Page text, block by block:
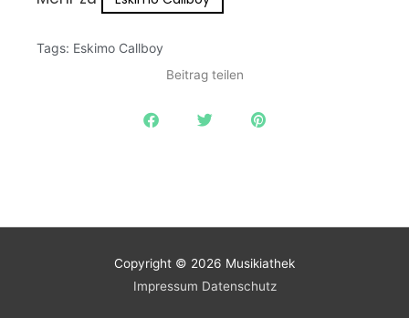
Tags: Eskimo Callboy
Beitrag teilen
Copyright © 2026 Musikiathek
Impressum Datenschutz